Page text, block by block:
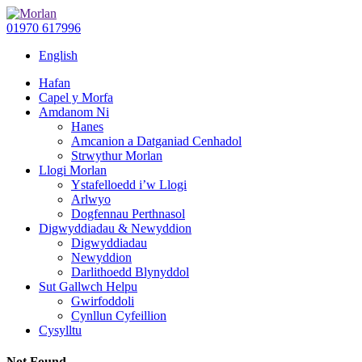
01970 617996
English
Hafan
Capel y Morfa
Amdanom Ni
Hanes
Amcanion a Datganiad Cenhadol
Strwythur Morlan
Llogi Morlan
Ystafelloedd i’w Llogi
Arlwyo
Dogfennau Perthnasol
Digwyddiadau & Newyddion
Digwyddiadau
Newyddion
Darlithoedd Blynyddol
Sut Gallwch Helpu
Gwirfoddoli
Cynllun Cyfeillion
Cysylltu